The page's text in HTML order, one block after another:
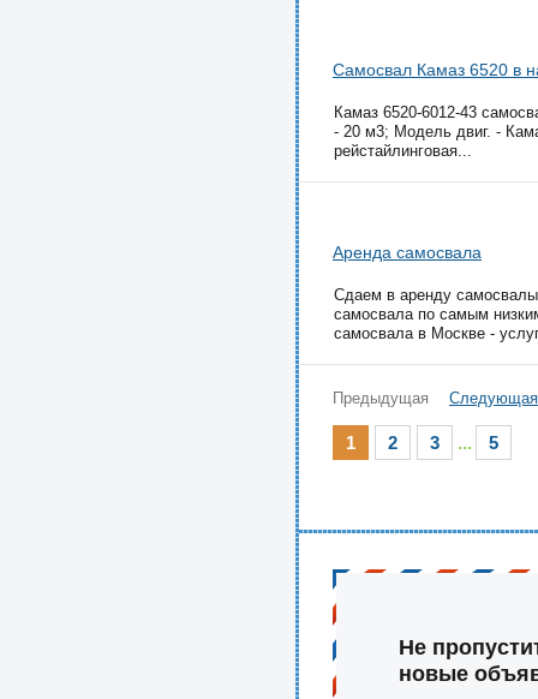
Самосвал Камаз 6520 в
Камаз 6520-6012-43
- 20 м3; Модель двиг. -
рейстайлинговая...
Аренда самосвала
Сдаем в аренду самосвалы
самосвала по самым
самосвала в Москве -
Предыдущая Следующая
1 2 3 ... 5
Не
новые